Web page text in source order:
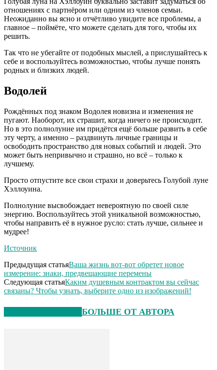
отношениях с партнёром или одним из членов семьи.
Неожиданно вы ясно и отчётливо увидите все проблемы, а
главное – поймёте, что можете сделать для того, чтобы их
решить.
Так что не убегайте от подобных мыслей, а прислушайтесь к
себе и воспользуйтесь возможностью, чтобы лучше понять
родных и близких людей.
Водолей
Рождённых под знаком Водолея новизна и изменения не
пугают. Наоборот, их страшит, когда ничего не происходит.
Но в это полнолуние им придётся ещё больше развить в себе
эту черту, а именно – раздвинуть личные границы и
освободить пространство для новых событий и людей. Это
может быть непривычно и страшно, но всё – только к
лучшему.
Просто отпустите все свои страхи и доверьтесь Голубой луне
Хэллоуина.
Полнолуние высвобождает невероятную по своей силе
энергию. Воспользуйтесь этой уникальной возможностью,
чтобы направить её в нужное русло: стать лучше, сильнее и
мудрее!
Источник
Предыдущая статьяВаша жизнь вот-вот обретет новое
измерение: знаки, предвещающие перемены
Следующая статьяКаким душевным контрактом вы сейчас
связаны? Чтобы узнать, выберите одно из изображений!
БОЛЬШЕ ОТ АВТОРА